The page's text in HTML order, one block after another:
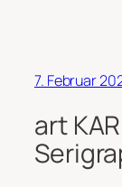
7. Februar
art